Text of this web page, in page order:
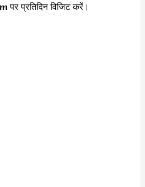
पर प्रतिदिन विजिट करें।